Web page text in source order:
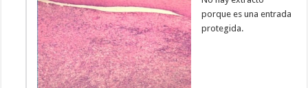
porque es una entrada
protegida.